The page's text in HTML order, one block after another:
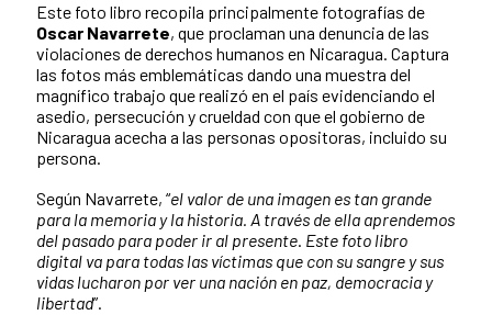
Este foto libro recopila principalmente fotografías de
Oscar Navarrete, que proclaman una denuncia de las
violaciones de derechos humanos en Nicaragua. Captura
las fotos más emblemáticas dando una muestra del
magnífico trabajo que realizó en el país evidenciando el
asedio, persecución y crueldad con que el gobierno de
Nicaragua acecha a las personas opositoras, incluido su
persona.
Según Navarrete, “el valor de una imagen es tan grande
para la memoria y la historia. A través de ella aprendemos
del pasado para poder ir al presente. Este foto libro
digital va para todas las víctimas que con su sangre y sus
vidas lucharon por ver una nación en paz, democracia y
libertad”.